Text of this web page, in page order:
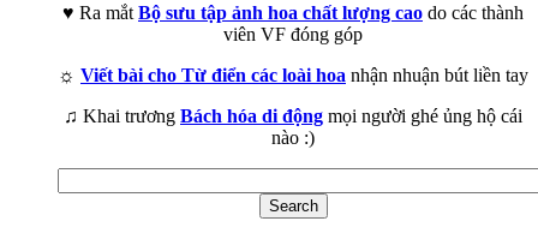
♥ Ra mắt Bộ sưu tập ảnh hoa chất lượng cao do các thành
viên VF đóng góp
☼ Viết bài cho Từ điển các loài hoa nhận nhuận bút liền tay
♫ Khai trương Bách hóa di động mọi người ghé ủng hộ cái
nào :)